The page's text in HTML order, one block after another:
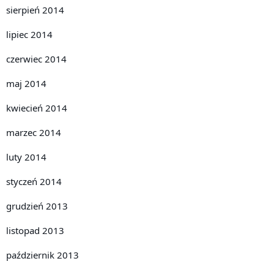
sierpień 2014
lipiec 2014
czerwiec 2014
maj 2014
kwiecień 2014
marzec 2014
luty 2014
styczeń 2014
grudzień 2013
listopad 2013
październik 2013